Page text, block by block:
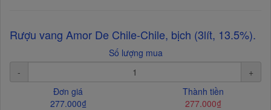
Rượu vang Amor De Chile-Chile, bịch (3lít, 13.5%).
Số lượng mua
-
+
Đơn giá
277.000₫
Thành tiền
277.000₫